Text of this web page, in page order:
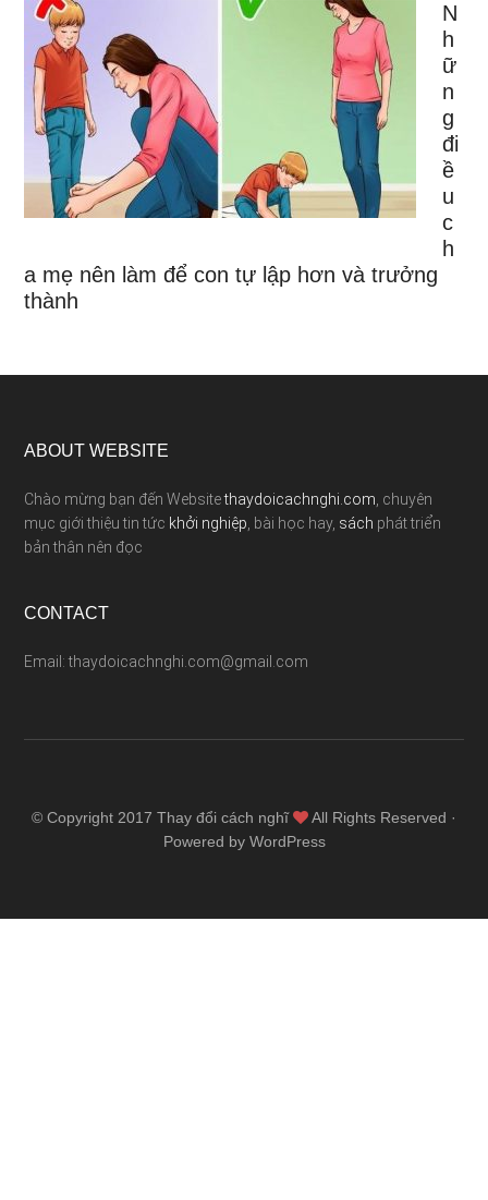
N
h
ữ
n
g
đi
ề
u
c
h
a mẹ nên làm để con tự lập hơn và trưởng
thành
ABOUT WEBSITE
Chào mừng bạn đến Websitethaydoicachnghi.com , chuyên
mục giới thiệu tin tức khởi nghiệp , bài học hay, sách phát triển
bản thân nên đọc
CONTACT
Email: thaydoicachnghi.com@gmail.com
© Copyright 2017 Thay đổi cách nghĩ
All Rights Reserved ·
Powered by WordPress